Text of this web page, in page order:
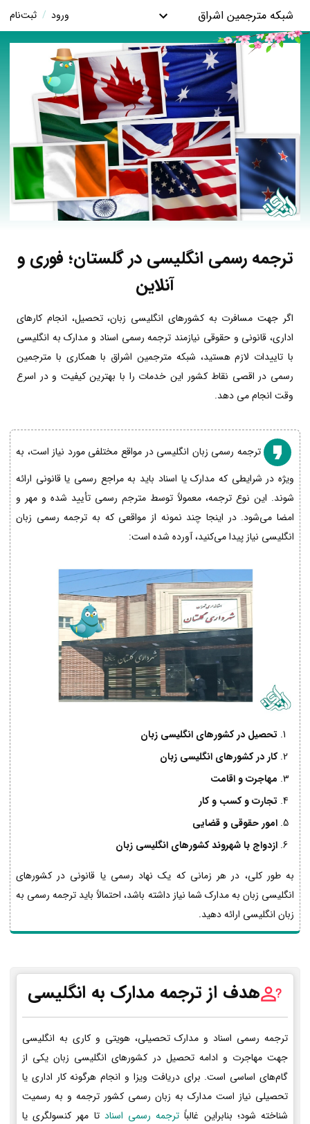
شبکه مترجمین اشراق ورود / ثبت‌نام
ترجمه رسمی انگلیسی در گلستان؛ فوری و
آنلاین
اگر جهت مسافرت به کشورهای انگلیسی زبان، تحصیل، انجام کارهای
اداری، قانونی و حقوقی نیازمند ترجمه رسمی اسناد و مدارک به انگلیسی
با تاییدات لازم هستید، شبکه مترجمین اشراق با همکاری با مترجمین
رسمی در اقصی نقاط کشور این خدمات را با بهترین کیفیت و در اسرع
وقت انجام می دهد.
ترجمه رسمی زبان انگلیسی در مواقع مختلفی مورد نیاز است، به
ویژه در شرایطی که مدارک یا اسناد باید به مراجع رسمی یا قانونی ارائه
شوند. این نوع ترجمه، معمولاً توسط مترجم رسمی تأیید شده و مهر و
امضا می‌شود. در اینجا چند نمونه از مواقعی که به ترجمه رسمی زبان
انگلیسی نیاز پیدا می‌کنید، آورده شده است:
تحصیل در کشورهای انگلیسی زبان
کار در کشورهای انگلیسی زبان
مهاجرت و اقامت
تجارت و کسب و کار
امور حقوقی و قضایی
ازدواج با شهروند کشورهای انگلیسی زبان
به طور کلی، در هر زمانی که یک نهاد رسمی یا قانونی در کشورهای
انگلیسی زبان به مدارک شما نیاز داشته باشد، احتمالاً باید ترجمه رسمی به
زبان انگلیسی ارائه دهید.
هدف از ترجمه مدارک به انگلیسی
ترجمه رسمی اسناد و مدارک تحصیلی، هویتی و کاری به انگلیسی
جهت مهاجرت و ادامه تحصیل در کشورهای انگلیسی زبان یکی از
گام‌های اساسی است. برای دریافت ویزا و انجام هرگونه کار اداری یا
تحصیلی نیاز است مدارک به زبان رسمی کشور ترجمه و به رسمیت
شناخته شود؛ بنابراین غالباً ترجمه رسمی اسناد تا مهر کنسولگری یا